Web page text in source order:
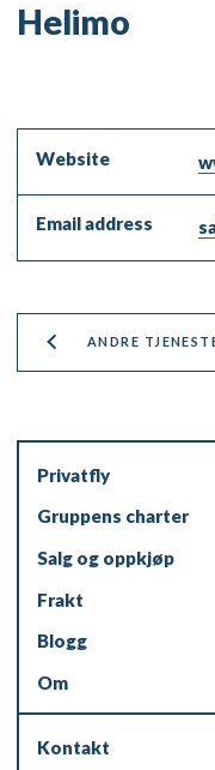
Helimo
Website
Email address
ANDRE
Privatfly
Gruppens charter
Salg og oppkjøp
Frakt
Blogg
Om
Kontakt